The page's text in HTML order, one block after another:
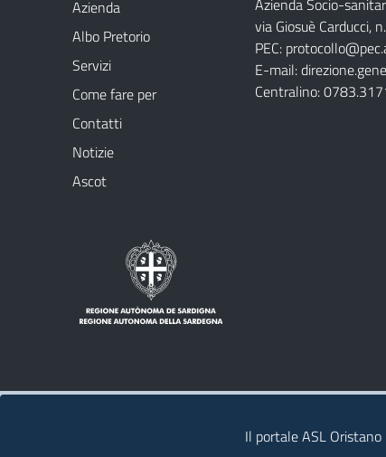
Azienda
Albo Pretorio
Servizi
Come fare per
Contatti
Notizie
Ascot
Azienda Socio-
via Giosuè Carducci,
PEC:
E-mail:
Centralino:
Il portale ASL